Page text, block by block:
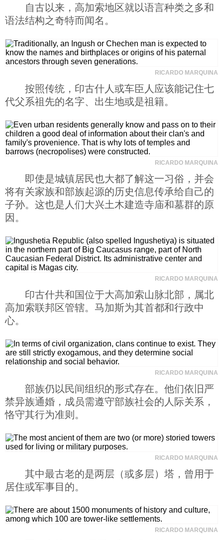
自古以来，高加索地区就以语言种类之多和
语法结构之奇特而闻名。
RICARDO MARQUINA
按照传统，印古什人或车臣人应该能记住七
代父系祖先的名字、出生地或是祖籍。
RICARDO MARQUINA
即使是城镇居民也大都了解这一习俗，并会
将有关家族和部族起源的历史信息传承给自己的
子孙。这也是人们大兴土木建造寺庙和墓群的原
因。
RICARDO MARQUINA
印古什共和国位于大高加索山脉北部，属北
高加索联邦区管辖。马加斯为其首都和行政中
心。
RICARDO MARQUINA
部族仍以民间组织的形式存在。他们依旧严
禁异族通婚，成员需遵守部族社会的人际关系，
恪守其行为准则。
RICARDO MARQUINA
其中最古老的是两层（或多层）塔，曾用于
居住或军事目的。
RICARDO MARQUINA